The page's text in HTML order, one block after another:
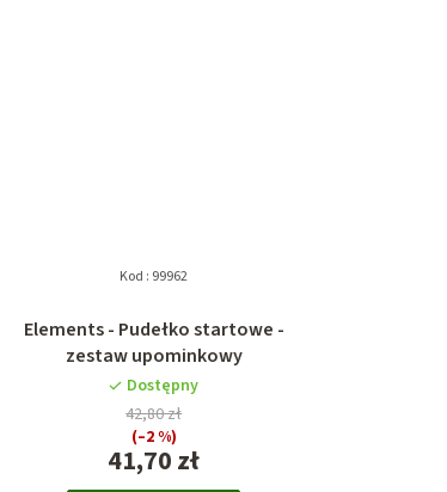
Elements - Pudełko startowe -
zestaw upominkowy
Dostępny
41,70 zł
42,80 zł
(–2 %)
Kod : 99962